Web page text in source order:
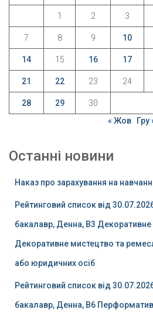
1 2 3
7 8 9 10
14 15 16 17
21 22 23 24
28 29
30
« Жов
Гру
Останні новини
Наказ про зарахування на
Рейтинговий список від
бакалавр, Денна, B3
Декоративне мистецтво та
або юридичних осіб
Рейтинговий список від
бакалавр, Денна, B6